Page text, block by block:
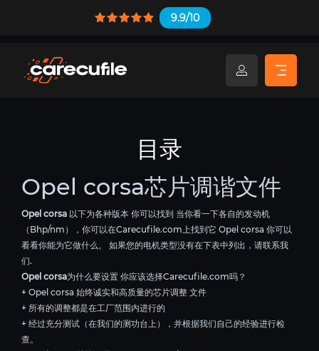
9.9/10
目录
Opel corsa芯片调谐文件
Opel corsa 以下为各种版本 你可以找到 当你看一下各自的发动机
（Bhp/nm），你可以在Carecufile.com上找到它 Opel corsa 你可以
看看你能为它做什么。 如果您的电机类型没有在下表中列出，请联系我
们.
Opel corsa为什么要设置 你应该选择Carecufile.com吗？
+ Opel corsa 始终诚实和高质量的芯片调整 文件
+ 所有的调整都是在工厂范围内进行的
+ 经过充分测试（在我们的测功台上），并根据我们自己的经验进行检
查。